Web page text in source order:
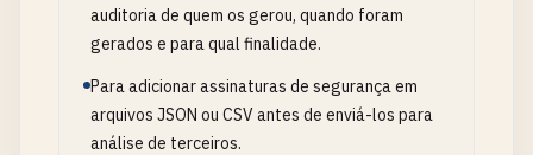
auditoria de quem os gerou, quando foram
gerados e para qual finalidade.
Para adicionar assinaturas de segurança em
arquivos JSON ou CSV antes de enviá-los para
análise de terceiros.